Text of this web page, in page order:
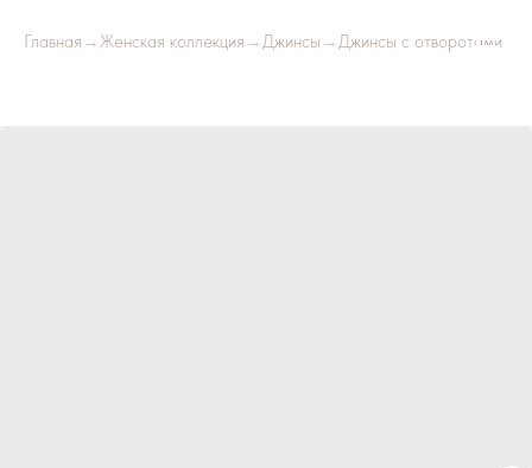
Главная →Женская коллекция →Джинсы →Джинсы с отворотами